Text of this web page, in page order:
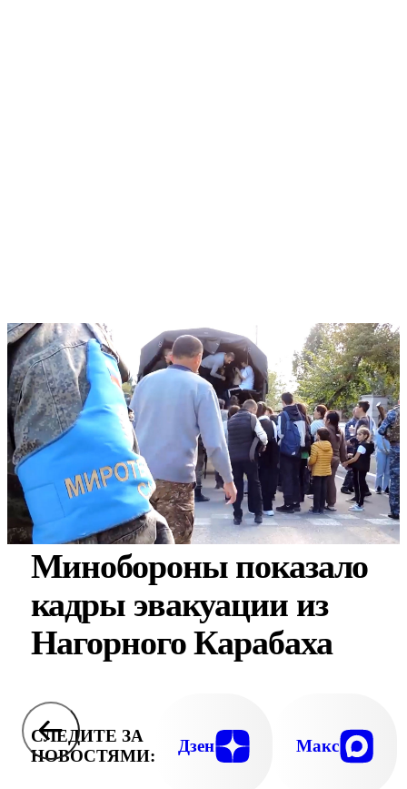
Минобороны показало
кадры эвакуации из
Нагорного Карабаха
СЛЕДИТЕ ЗА
НОВОСТЯМИ:
Дзен Макс